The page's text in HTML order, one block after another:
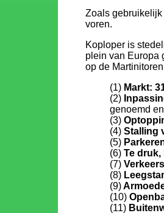
Zoals
voren.
Koploper is
plein van Europa
op de
(1) Markt:
(2)
genoemd
(3)
(4) Stalling
(5)
(6) Te druk,
(7)
(8)
(9)
(10)
(11)